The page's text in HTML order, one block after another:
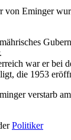
von Eminger
war er bei
die 1953
verstarb
Politiker